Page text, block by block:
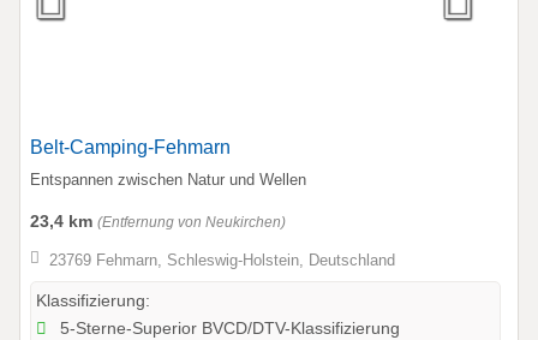
Belt-Camping-Fehmarn
Entspannen zwischen Natur und Wellen
23,4 km (Entfernung von Neukirchen)
23769 Fehmarn, Schleswig-Holstein, Deutschland
Klassifizierung:
5-Sterne-Superior BVCD/DTV-Klassifizierung